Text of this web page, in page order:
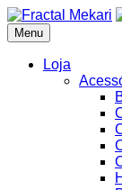
Skip
to
content
Fractal Mekari
Menu
Loja